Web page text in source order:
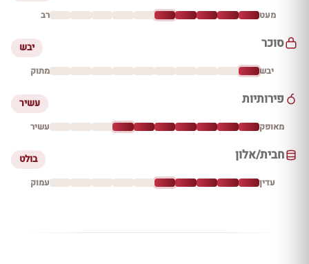
מעט רב
סוכר יבש
יבש מתוק
פירותיות עשיר
מאופק עשיר
חבית/אלון בולט
עדין עמוק